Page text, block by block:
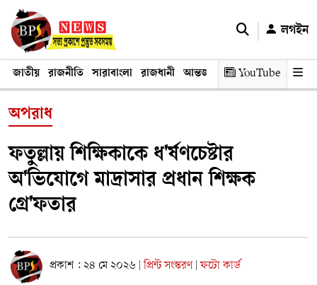
লগইন
জাতীয় রাজনীতি সারাবাংলা রাজধানী আন্তর্জাতিক অর্থনীতি তথ্য
YouTube
অপরাধ
ফতুল্লায় শিক্ষিকাকে ধ'র্ষণচেষ্টার
অ'ভিযোগে মাদ্রাসার প্রধান শিক্ষক
গ্রে'ফতার
প্রকাশ : ২৪ মে ২০২৬ প্রিন্ট সংস্করণ ফটো কার্ড